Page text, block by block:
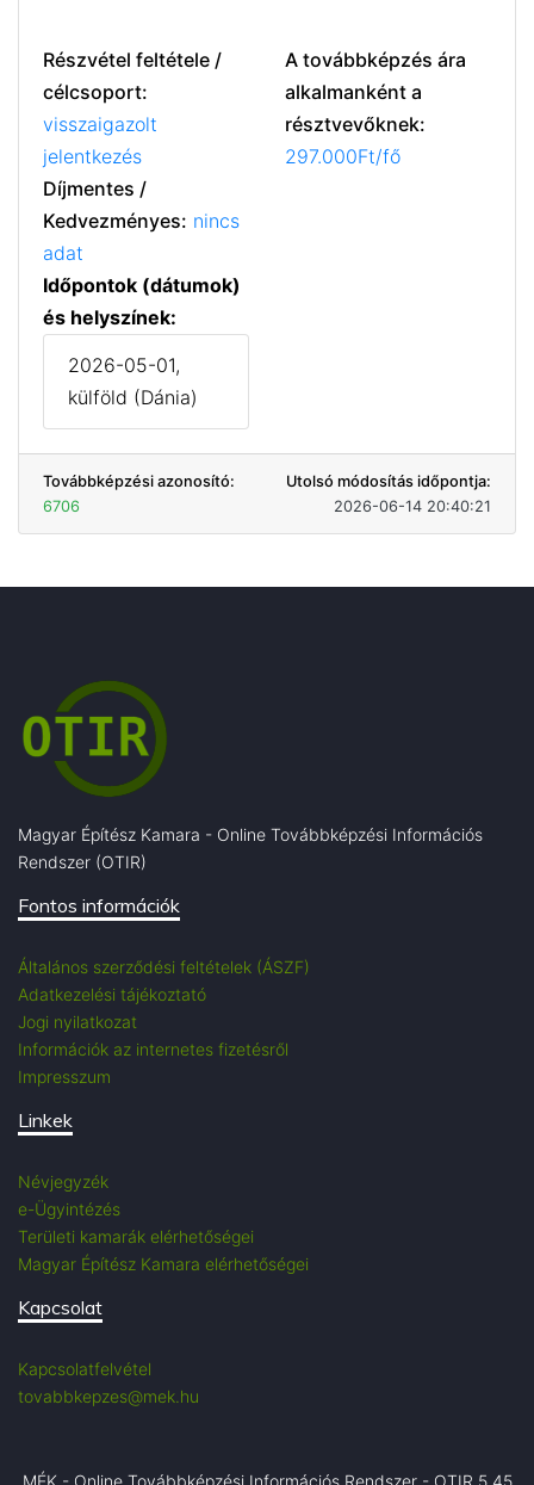
Részvétel feltétele /
célcsoport:
visszaigazolt
jelentkezés
Díjmentes /
Kedvezményes: nincs
adat
A továbbképzés ára
alkalmanként a
résztvevőknek:
297.000Ft/fő
Időpontok (dátumok)
és helyszínek:
2026-05-01,
külföld (Dánia)
Továbbképzési azonosító:
6706
Utolsó módosítás időpontja:
2026-06-14 20:40:21
Magyar Építész Kamara - Online Továbbképzési Információs
Rendszer (OTIR)
Fontos információk
Általános szerződési feltételek (ÁSZF)
Adatkezelési tájékoztató
Jogi nyilatkozat
Információk az internetes fizetésről
Impresszum
Linkek
Névjegyzék
e-Ügyintézés
Területi kamarák elérhetőségei
Magyar Építész Kamara elérhetőségei
Kapcsolat
Kapcsolatfelvétel
tovabbkepzes@mek.hu
MÉK - Online Továbbképzési Információs Rendszer - OTIR 5.45